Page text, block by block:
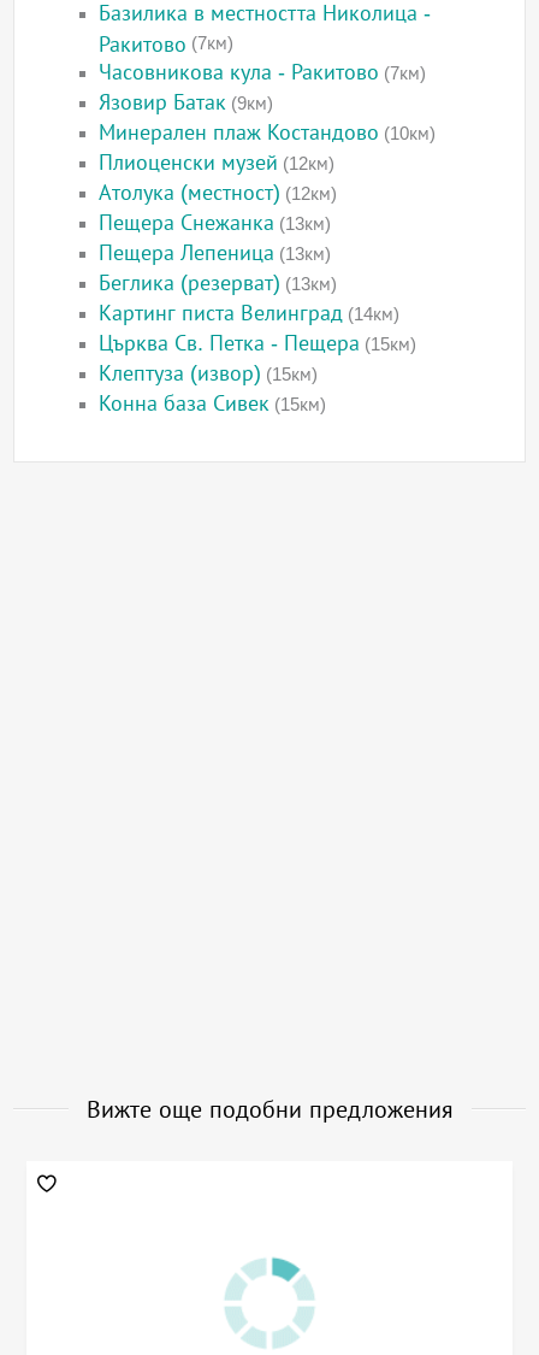
Базилика в местността Николица -
Ракитово (7км)
Часовникова кула - Ракитово (7км)
Язовир Батак (9км)
Минерален плаж Костандово (10км)
Плиоценски музей (12км)
Атолука (местност) (12км)
Пещера Снежанка (13км)
Пещера Лепеница (13км)
Беглика (резерват) (13км)
Картинг писта Велинград (14км)
Църква Св. Петка - Пещера (15км)
Клептуза (извор) (15км)
Конна база Сивек (15км)
Вижте още подобни предложения